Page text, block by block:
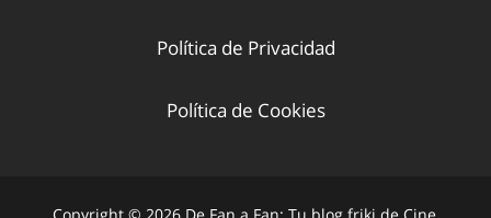
Política de Privacidad
Política de Cookies